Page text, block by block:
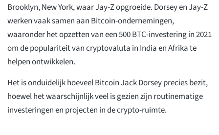
Brooklyn, New York, waar Jay-Z opgroeide. Dorsey en Jay-Z
werken vaak samen aan Bitcoin-ondernemingen,
waaronder het opzetten van een 500 BTC-investering in 2021
om de populariteit van cryptovaluta in India en Afrika te
helpen ontwikkelen.
Het is onduidelijk hoeveel Bitcoin Jack Dorsey precies bezit,
hoewel het waarschijnlijk veel is gezien zijn routinematige
investeringen en projecten in de crypto-ruimte.